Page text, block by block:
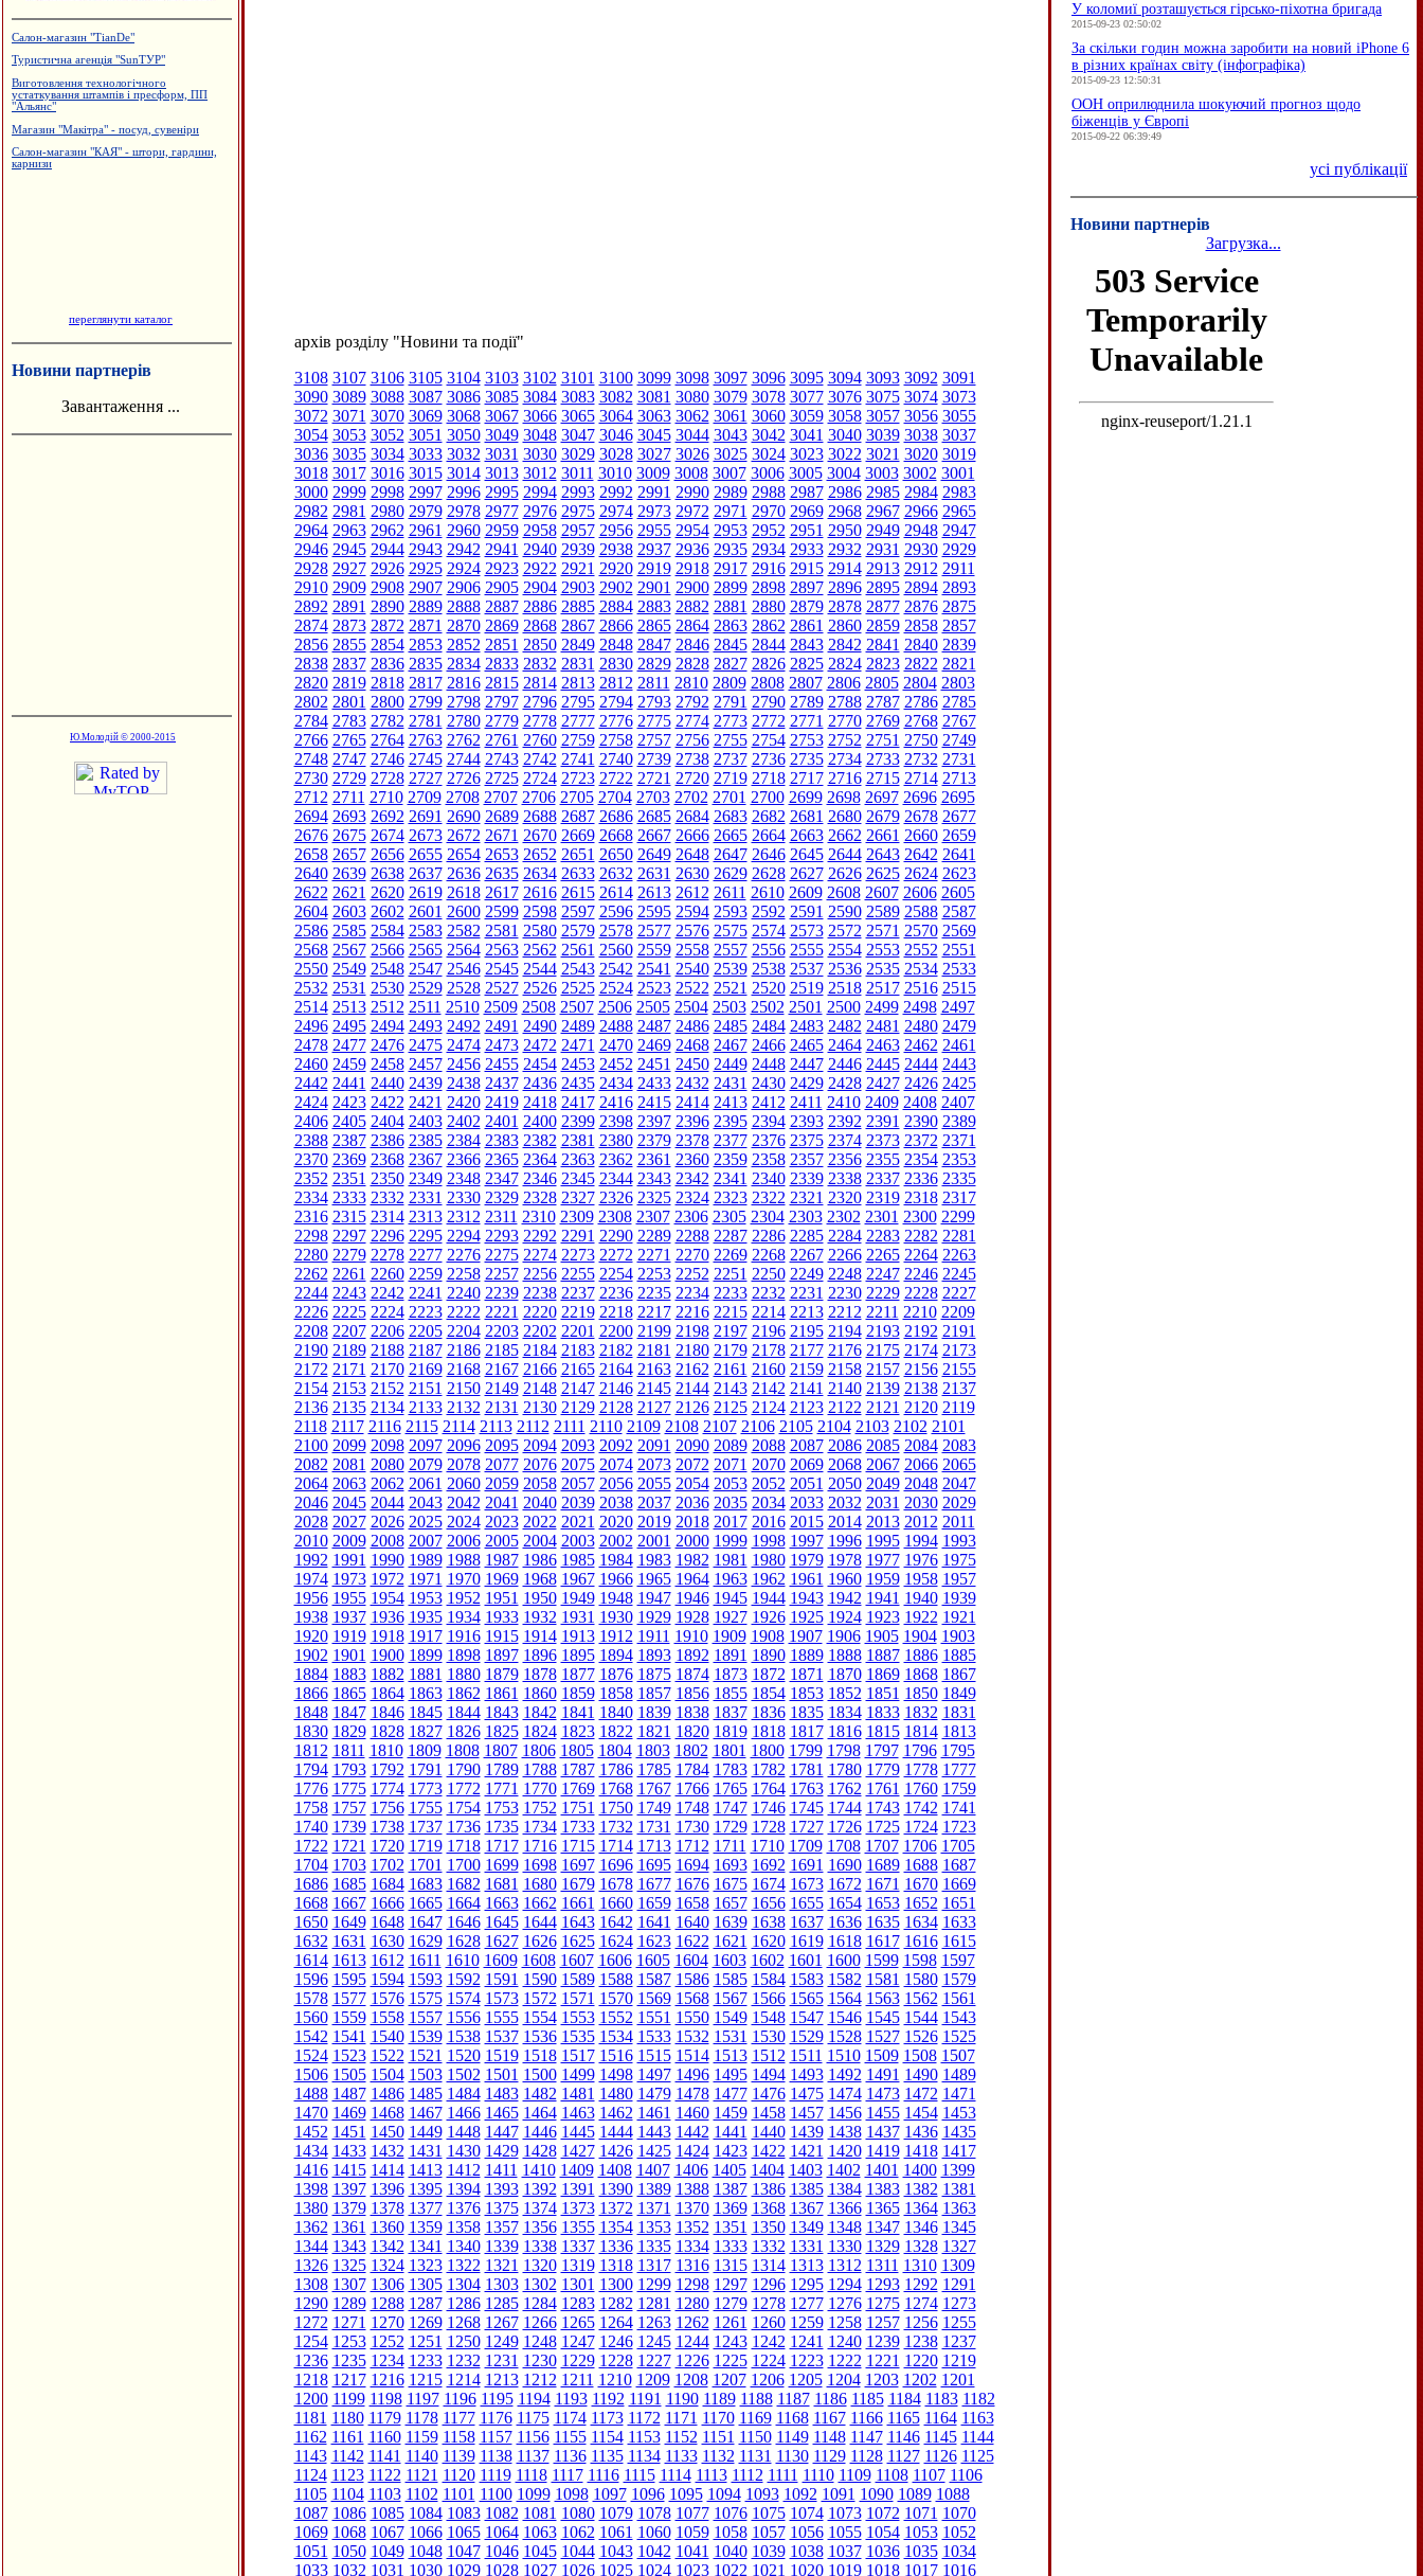
Салон-магазин "TianDe"
Туристична агенція "SunТУР"
Виготовлення технологічного
устаткування штампів і пресформ, ПП
"Альянс"
Магазин "Макітра" - посуд, сувеніри
Салон-магазин "КАЯ" - штори, гардини,
карнизи
переглянути каталог
Новини партнерів
Завантаження ...
Ю.Молодій © 2000-2015
архів розділу "Новини та події"
3108 3107 3106 3105 3104 3103 3102 3101 3100 3099 3098 3097 3096 3095 3094 3093 3092 3091
3090 3089 3088 3087 3086 3085 3084 3083 3082 3081 3080 3079 3078 3077 3076 3075 3074 3073
3072 3071 3070 3069 3068 3067 3066 3065 3064 3063 3062 3061 3060 3059 3058 3057 3056 3055
3054 3053 3052 3051 3050 3049 3048 3047 3046 3045 3044 3043 3042 3041 3040 3039 3038 3037
3036 3035 3034 3033 3032 3031 3030 3029 3028 3027 3026 3025 3024 3023 3022 3021 3020 3019
3018 3017 3016 3015 3014 3013 3012 3011 3010 3009 3008 3007 3006 3005 3004 3003 3002 3001
3000 2999 2998 2997 2996 2995 2994 2993 2992 2991 2990 2989 2988 2987 2986 2985 2984 2983
2982 2981 2980 2979 2978 2977 2976 2975 2974 2973 2972 2971 2970 2969 2968 2967 2966 2965
2964 2963 2962 2961 2960 2959 2958 2957 2956 2955 2954 2953 2952 2951 2950 2949 2948 2947
2946 2945 2944 2943 2942 2941 2940 2939 2938 2937 2936 2935 2934 2933 2932 2931 2930 2929
2928 2927 2926 2925 2924 2923 2922 2921 2920 2919 2918 2917 2916 2915 2914 2913 2912 2911
2910 2909 2908 2907 2906 2905 2904 2903 2902 2901 2900 2899 2898 2897 2896 2895 2894 2893
2892 2891 2890 2889 2888 2887 2886 2885 2884 2883 2882 2881 2880 2879 2878 2877 2876 2875
2874 2873 2872 2871 2870 2869 2868 2867 2866 2865 2864 2863 2862 2861 2860 2859 2858 2857
2856 2855 2854 2853 2852 2851 2850 2849 2848 2847 2846 2845 2844 2843 2842 2841 2840 2839
2838 2837 2836 2835 2834 2833 2832 2831 2830 2829 2828 2827 2826 2825 2824 2823 2822 2821
2820 2819 2818 2817 2816 2815 2814 2813 2812 2811 2810 2809 2808 2807 2806 2805 2804 2803
2802 2801 2800 2799 2798 2797 2796 2795 2794 2793 2792 2791 2790 2789 2788 2787 2786 2785
2784 2783 2782 2781 2780 2779 2778 2777 2776 2775 2774 2773 2772 2771 2770 2769 2768 2767
2766 2765 2764 2763 2762 2761 2760 2759 2758 2757 2756 2755 2754 2753 2752 2751 2750 2749
2748 2747 2746 2745 2744 2743 2742 2741 2740 2739 2738 2737 2736 2735 2734 2733 2732 2731
2730 2729 2728 2727 2726 2725 2724 2723 2722 2721 2720 2719 2718 2717 2716 2715 2714 2713
2712 2711 2710 2709 2708 2707 2706 2705 2704 2703 2702 2701 2700 2699 2698 2697 2696 2695
2694 2693 2692 2691 2690 2689 2688 2687 2686 2685 2684 2683 2682 2681 2680 2679 2678 2677
2676 2675 2674 2673 2672 2671 2670 2669 2668 2667 2666 2665 2664 2663 2662 2661 2660 2659
2658 2657 2656 2655 2654 2653 2652 2651 2650 2649 2648 2647 2646 2645 2644 2643 2642 2641
2640 2639 2638 2637 2636 2635 2634 2633 2632 2631 2630 2629 2628 2627 2626 2625 2624 2623
2622 2621 2620 2619 2618 2617 2616 2615 2614 2613 2612 2611 2610 2609 2608 2607 2606 2605
2604 2603 2602 2601 2600 2599 2598 2597 2596 2595 2594 2593 2592 2591 2590 2589 2588 2587
2586 2585 2584 2583 2582 2581 2580 2579 2578 2577 2576 2575 2574 2573 2572 2571 2570 2569
2568 2567 2566 2565 2564 2563 2562 2561 2560 2559 2558 2557 2556 2555 2554 2553 2552 2551
2550 2549 2548 2547 2546 2545 2544 2543 2542 2541 2540 2539 2538 2537 2536 2535 2534 2533
2532 2531 2530 2529 2528 2527 2526 2525 2524 2523 2522 2521 2520 2519 2518 2517 2516 2515
2514 2513 2512 2511 2510 2509 2508 2507 2506 2505 2504 2503 2502 2501 2500 2499 2498 2497
2496 2495 2494 2493 2492 2491 2490 2489 2488 2487 2486 2485 2484 2483 2482 2481 2480 2479
2478 2477 2476 2475 2474 2473 2472 2471 2470 2469 2468 2467 2466 2465 2464 2463 2462 2461
2460 2459 2458 2457 2456 2455 2454 2453 2452 2451 2450 2449 2448 2447 2446 2445 2444 2443
2442 2441 2440 2439 2438 2437 2436 2435 2434 2433 2432 2431 2430 2429 2428 2427 2426 2425
2424 2423 2422 2421 2420 2419 2418 2417 2416 2415 2414 2413 2412 2411 2410 2409 2408 2407
2406 2405 2404 2403 2402 2401 2400 2399 2398 2397 2396 2395 2394 2393 2392 2391 2390 2389
2388 2387 2386 2385 2384 2383 2382 2381 2380 2379 2378 2377 2376 2375 2374 2373 2372 2371
2370 2369 2368 2367 2366 2365 2364 2363 2362 2361 2360 2359 2358 2357 2356 2355 2354 2353
2352 2351 2350 2349 2348 2347 2346 2345 2344 2343 2342 2341 2340 2339 2338 2337 2336 2335
2334 2333 2332 2331 2330 2329 2328 2327 2326 2325 2324 2323 2322 2321 2320 2319 2318 2317
2316 2315 2314 2313 2312 2311 2310 2309 2308 2307 2306 2305 2304 2303 2302 2301 2300 2299
2298 2297 2296 2295 2294 2293 2292 2291 2290 2289 2288 2287 2286 2285 2284 2283 2282 2281
2280 2279 2278 2277 2276 2275 2274 2273 2272 2271 2270 2269 2268 2267 2266 2265 2264 2263
2262 2261 2260 2259 2258 2257 2256 2255 2254 2253 2252 2251 2250 2249 2248 2247 2246 2245
2244 2243 2242 2241 2240 2239 2238 2237 2236 2235 2234 2233 2232 2231 2230 2229 2228 2227
2226 2225 2224 2223 2222 2221 2220 2219 2218 2217 2216 2215 2214 2213 2212 2211 2210 2209
2208 2207 2206 2205 2204 2203 2202 2201 2200 2199 2198 2197 2196 2195 2194 2193 2192 2191
2190 2189 2188 2187 2186 2185 2184 2183 2182 2181 2180 2179 2178 2177 2176 2175 2174 2173
2172 2171 2170 2169 2168 2167 2166 2165 2164 2163 2162 2161 2160 2159 2158 2157 2156 2155
2154 2153 2152 2151 2150 2149 2148 2147 2146 2145 2144 2143 2142 2141 2140 2139 2138 2137
2136 2135 2134 2133 2132 2131 2130 2129 2128 2127 2126 2125 2124 2123 2122 2121 2120 2119
2118 2117 2116 2115 2114 2113 2112 2111 2110 2109 2108 2107 2106 2105 2104 2103 2102 2101
2100 2099 2098 2097 2096 2095 2094 2093 2092 2091 2090 2089 2088 2087 2086 2085 2084 2083
2082 2081 2080 2079 2078 2077 2076 2075 2074 2073 2072 2071 2070 2069 2068 2067 2066 2065
2064 2063 2062 2061 2060 2059 2058 2057 2056 2055 2054 2053 2052 2051 2050 2049 2048 2047
2046 2045 2044 2043 2042 2041 2040 2039 2038 2037 2036 2035 2034 2033 2032 2031 2030 2029
2028 2027 2026 2025 2024 2023 2022 2021 2020 2019 2018 2017 2016 2015 2014 2013 2012 2011
2010 2009 2008 2007 2006 2005 2004 2003 2002 2001 2000 1999 1998 1997 1996 1995 1994 1993
1992 1991 1990 1989 1988 1987 1986 1985 1984 1983 1982 1981 1980 1979 1978 1977 1976 1975
1974 1973 1972 1971 1970 1969 1968 1967 1966 1965 1964 1963 1962 1961 1960 1959 1958 1957
1956 1955 1954 1953 1952 1951 1950 1949 1948 1947 1946 1945 1944 1943 1942 1941 1940 1939
1938 1937 1936 1935 1934 1933 1932 1931 1930 1929 1928 1927 1926 1925 1924 1923 1922 1921
1920 1919 1918 1917 1916 1915 1914 1913 1912 1911 1910 1909 1908 1907 1906 1905 1904 1903
1902 1901 1900 1899 1898 1897 1896 1895 1894 1893 1892 1891 1890 1889 1888 1887 1886 1885
1884 1883 1882 1881 1880 1879 1878 1877 1876 1875 1874 1873 1872 1871 1870 1869 1868 1867
1866 1865 1864 1863 1862 1861 1860 1859 1858 1857 1856 1855 1854 1853 1852 1851 1850 1849
1848 1847 1846 1845 1844 1843 1842 1841 1840 1839 1838 1837 1836 1835 1834 1833 1832 1831
1830 1829 1828 1827 1826 1825 1824 1823 1822 1821 1820 1819 1818 1817 1816 1815 1814 1813
1812 1811 1810 1809 1808 1807 1806 1805 1804 1803 1802 1801 1800 1799 1798 1797 1796 1795
1794 1793 1792 1791 1790 1789 1788 1787 1786 1785 1784 1783 1782 1781 1780 1779 1778 1777
1776 1775 1774 1773 1772 1771 1770 1769 1768 1767 1766 1765 1764 1763 1762 1761 1760 1759
1758 1757 1756 1755 1754 1753 1752 1751 1750 1749 1748 1747 1746 1745 1744 1743 1742 1741
1740 1739 1738 1737 1736 1735 1734 1733 1732 1731 1730 1729 1728 1727 1726 1725 1724 1723
1722 1721 1720 1719 1718 1717 1716 1715 1714 1713 1712 1711 1710 1709 1708 1707 1706 1705
1704 1703 1702 1701 1700 1699 1698 1697 1696 1695 1694 1693 1692 1691 1690 1689 1688 1687
1686 1685 1684 1683 1682 1681 1680 1679 1678 1677 1676 1675 1674 1673 1672 1671 1670 1669
1668 1667 1666 1665 1664 1663 1662 1661 1660 1659 1658 1657 1656 1655 1654 1653 1652 1651
1650 1649 1648 1647 1646 1645 1644 1643 1642 1641 1640 1639 1638 1637 1636 1635 1634 1633
1632 1631 1630 1629 1628 1627 1626 1625 1624 1623 1622 1621 1620 1619 1618 1617 1616 1615
1614 1613 1612 1611 1610 1609 1608 1607 1606 1605 1604 1603 1602 1601 1600 1599 1598 1597
1596 1595 1594 1593 1592 1591 1590 1589 1588 1587 1586 1585 1584 1583 1582 1581 1580 1579
1578 1577 1576 1575 1574 1573 1572 1571 1570 1569 1568 1567 1566 1565 1564 1563 1562 1561
1560 1559 1558 1557 1556 1555 1554 1553 1552 1551 1550 1549 1548 1547 1546 1545 1544 1543
1542 1541 1540 1539 1538 1537 1536 1535 1534 1533 1532 1531 1530 1529 1528 1527 1526 1525
1524 1523 1522 1521 1520 1519 1518 1517 1516 1515 1514 1513 1512 1511 1510 1509 1508 1507
1506 1505 1504 1503 1502 1501 1500 1499 1498 1497 1496 1495 1494 1493 1492 1491 1490 1489
1488 1487 1486 1485 1484 1483 1482 1481 1480 1479 1478 1477 1476 1475 1474 1473 1472 1471
1470 1469 1468 1467 1466 1465 1464 1463 1462 1461 1460 1459 1458 1457 1456 1455 1454 1453
1452 1451 1450 1449 1448 1447 1446 1445 1444 1443 1442 1441 1440 1439 1438 1437 1436 1435
1434 1433 1432 1431 1430 1429 1428 1427 1426 1425 1424 1423 1422 1421 1420 1419 1418 1417
1416 1415 1414 1413 1412 1411 1410 1409 1408 1407 1406 1405 1404 1403 1402 1401 1400 1399
1398 1397 1396 1395 1394 1393 1392 1391 1390 1389 1388 1387 1386 1385 1384 1383 1382 1381
1380 1379 1378 1377 1376 1375 1374 1373 1372 1371 1370 1369 1368 1367 1366 1365 1364 1363
1362 1361 1360 1359 1358 1357 1356 1355 1354 1353 1352 1351 1350 1349 1348 1347 1346 1345
1344 1343 1342 1341 1340 1339 1338 1337 1336 1335 1334 1333 1332 1331 1330 1329 1328 1327
1326 1325 1324 1323 1322 1321 1320 1319 1318 1317 1316 1315 1314 1313 1312 1311 1310 1309
1308 1307 1306 1305 1304 1303 1302 1301 1300 1299 1298 1297 1296 1295 1294 1293 1292 1291
1290 1289 1288 1287 1286 1285 1284 1283 1282 1281 1280 1279 1278 1277 1276 1275 1274 1273
1272 1271 1270 1269 1268 1267 1266 1265 1264 1263 1262 1261 1260 1259 1258 1257 1256 1255
1254 1253 1252 1251 1250 1249 1248 1247 1246 1245 1244 1243 1242 1241 1240 1239 1238 1237
1236 1235 1234 1233 1232 1231 1230 1229 1228 1227 1226 1225 1224 1223 1222 1221 1220 1219
1218 1217 1216 1215 1214 1213 1212 1211 1210 1209 1208 1207 1206 1205 1204 1203 1202 1201
1200 1199 1198 1197 1196 1195 1194 1193 1192 1191 1190 1189 1188 1187 1186 1185 1184 1183 1182
1181 1180 1179 1178 1177 1176 1175 1174 1173 1172 1171 1170 1169 1168 1167 1166 1165 1164 1163
1162 1161 1160 1159 1158 1157 1156 1155 1154 1153 1152 1151 1150 1149 1148 1147 1146 1145 1144
1143 1142 1141 1140 1139 1138 1137 1136 1135 1134 1133 1132 1131 1130 1129 1128 1127 1126 1125
1124 1123 1122 1121 1120 1119 1118 1117 1116 1115 1114 1113 1112 1111 1110 1109 1108 1107 1106
1105 1104 1103 1102 1101 1100 1099 1098 1097 1096 1095 1094 1093 1092 1091 1090 1089 1088
1087 1086 1085 1084 1083 1082 1081 1080 1079 1078 1077 1076 1075 1074 1073 1072 1071 1070
1069 1068 1067 1066 1065 1064 1063 1062 1061 1060 1059 1058 1057 1056 1055 1054 1053 1052
1051 1050 1049 1048 1047 1046 1045 1044 1043 1042 1041 1040 1039 1038 1037 1036 1035 1034
1033 1032 1031 1030 1029 1028 1027 1026 1025 1024 1023 1022 1021 1020 1019 1018 1017 1016
У коломиї розташується гірсько-піхотна бригада
2015-09-23 02:50:02
За скільки годин можна заробити на новий iPhone 6
в різних країнах світу (інфографіка)
2015-09-23 12:50:31
ООН оприлюднила шокуючий прогноз щодо
біженців у Європі
2015-09-22 06:39:49
усі публікації
Новини партнерів
Загрузка...